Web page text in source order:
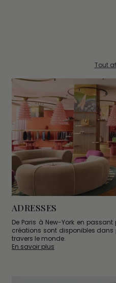
Tout
ADRESSES
De Paris à New-York en
créations sont disponibles
travers le monde.
En savoir plus